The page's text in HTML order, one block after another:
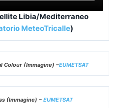
Libia/Mediterraneo
MeteoTricalle)
Colour (Immagine) –EUMETSAT
(Immagine) – EUMETSAT